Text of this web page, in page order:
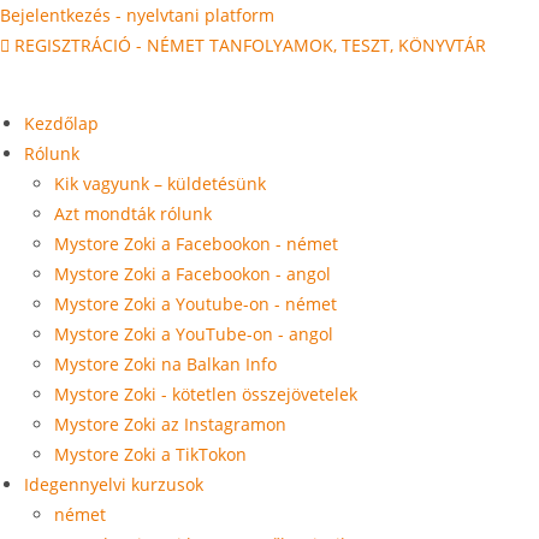
Ugrás
a
Bejelentkezés - nyelvtani platform
REGISZTRÁCIÓ - NÉMET TANFOLYAMOK, TESZT, KÖNYVTÁR
Kezdőlap
Rólunk
Kik vagyunk – küldetésünk
Azt mondták rólunk
Mystore Zoki a Facebookon - német
Mystore Zoki a Facebookon - angol
Mystore Zoki a Youtube-on - német
Mystore Zoki a YouTube-on - angol
Mystore Zoki na Balkan Info
Mystore Zoki - kötetlen összejövetelek
Mystore Zoki az Instagramon
Mystore Zoki a TikTokon
Idegennyelvi kurzusok
német